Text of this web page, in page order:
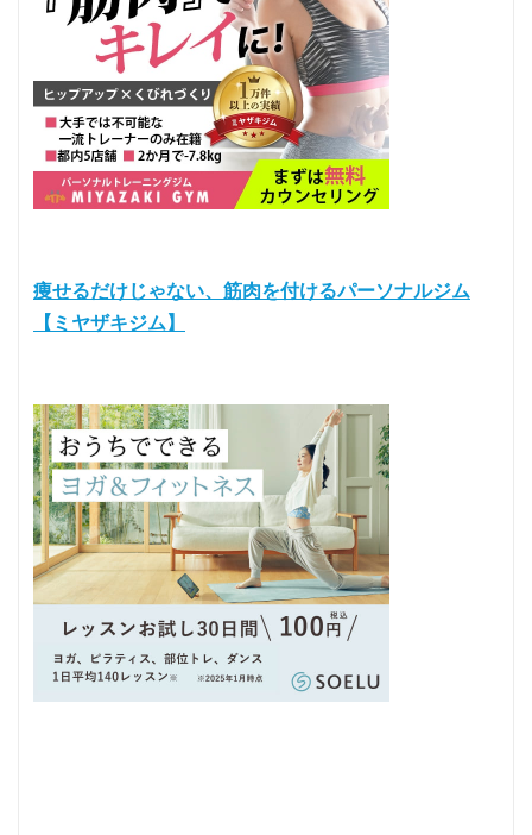
痩せるだけじゃない、筋肉を付けるパーソナルジム
【ミヤザキジム】